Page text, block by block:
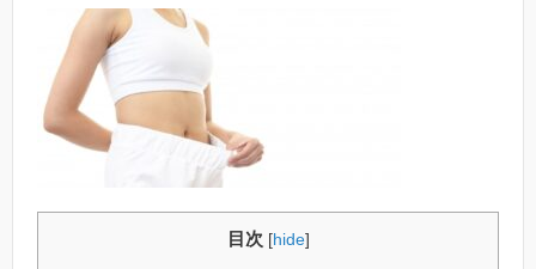
目次 [hide]